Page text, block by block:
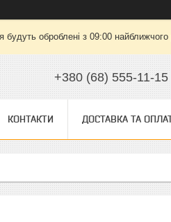
оброблені з 09:00
+380 (68) 555-11-15
КОНТАКТИ ДОСТАВКА ТА